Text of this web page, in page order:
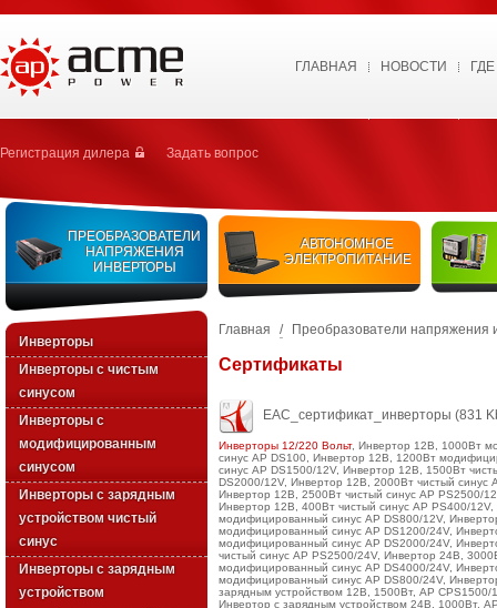
ГЛАВНАЯ НОВОСТИ
Регистрация дилера Задать вопрос
ПРЕОБРАЗОВАТЕЛИ
НАПРЯЖЕНИЯ
ИНВЕРТОРЫ
АВТОНОМНОЕ
ЭЛЕКТРОПИТАНИЕ
Инверторы
Инверторы с чистым
синусом
Инверторы с
модифицированным
синусом
Инверторы с зарядным
устройством чистый
синус
Инверторы с зарядным
устройством
Главная / Преобразователи напряжения
Сертификаты
EAC_сертификат_инверторы (831
Инверторы 12/220 Вольт, Инвертор 12В, 1000Вт
синус AP DS100, Инвертор 12В, 1200Вт
синус AP DS1500/12V, Инвертор 12В, 1500Вт
DS2000/12V, Инвертор 12В, 2000Вт чистый синус
Инвертор 12В, 2500Вт чистый синус AP PS2500/
Инвертор 12В, 400Вт чистый синус AP PS400/12V,
модифицированный синус AP DS800/12V,
модифицированный синус AP DS1200/24V,
модифицированный синус AP DS2000/24V,
чистый синус AP PS2500/24V, Инвертор 24В,
модифицированный синус AP DS4000/24V,
модифицированный синус AP DS800/24V,
зарядным устройством 12В, 1500Вт, AP CPS1500/
Инвертор с зарядным устройством 24В, 1000Вт,